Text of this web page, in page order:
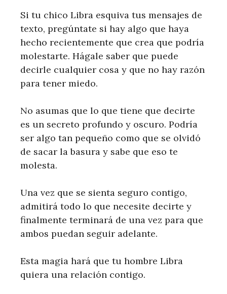
Si tu chico Libra esquiva tus mensajes de
texto, pregúntate si hay algo que haya
hecho recientemente que crea que podría
molestarte. Hágale saber que puede
decirle cualquier cosa y que no hay razón
para tener miedo.
No asumas que lo que tiene que decirte
es un secreto profundo y oscuro. Podría
ser algo tan pequeño como que se olvidó
de sacar la basura y sabe que eso te
molesta.
Una vez que se sienta seguro contigo,
admitirá todo lo que necesite decirte y
finalmente terminará de una vez para que
ambos puedan seguir adelante.
Esta magia hará que tu hombre Libra
quiera una relación contigo.